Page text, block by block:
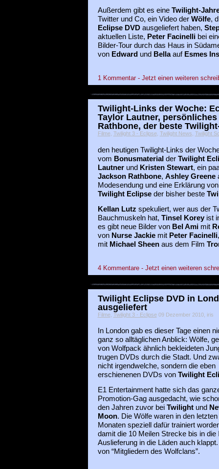
Außerdem gibt es eine Twilight-
Twitter und Co, ein Video der Wölfe,
Eclipse DVDausgeliefert haben,
aktuellen Liste, Peter Facinellibei
Bilder-Tour durch das Haus in
von Edward und Bellaauf Esmes
1 Kommentar - Jetzt einen weiteren
Twilight-Links der Woche:
Taylor Lautner,
Rathbone, der beste
Filme, Twilight 3 - Eclipse, Twilight News Twilight
den heutigen Twilight-Links der
vom Bonusmaterial der Twilight
Lautnerund Kristen Stewart, ein
Jackson Rathbone, Ashley Greene
Modesendung und eine Erklärung
Twilight Eclipseder bisher beste
Kellan Lutz spekuliert, wer aus der
Bauchmuskeln hat, Tinsel Koreyist
es gibt neue Bilder von Bel Amimit
von Nurse Jackiemit Peter Facinelli
mit Michael Sheenaus dem Film
4 Kommentare - Jetzt einen weiteren
Twilight Eclipse DVD in
ausgeliefert
Filme, Twilight 3 - Eclipse09 Dezember 2010, iris
In London gab es dieser Tage einen
ganz so alltäglichen Anblick: Wölfe,
von Wolfpack ähnlich bekleideten
trugen DVDs durch die Stadt. Und
nicht irgendwelche, sondern die eben
erschienenen DVDs von Twilight
E1 Entertainment hatte sich das
Promotion-Gag ausgedacht, wie
den Jahren zuvor bei Twilight und
Moon. Die Wölfe waren in den letzten
Monaten speziell dafür trainiert
damit die 10 Meilen Strecke bis in die
Auslieferung in die Läden auch
von “Mitgliedern des Wolfclans”.